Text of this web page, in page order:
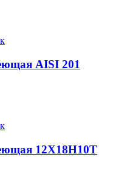
AISI 201
12Х18Н10Т